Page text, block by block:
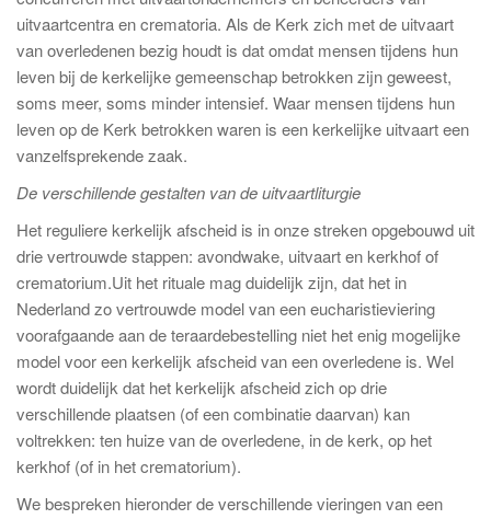
uitvaartcentra en crematoria. Als de Kerk zich met de uitvaart
van overledenen bezig houdt is dat omdat mensen tijdens hun
leven bij de kerkelijke gemeenschap betrokken zijn geweest,
soms meer, soms minder intensief. Waar mensen tijdens hun
leven op de Kerk betrokken waren is een kerkelijke uitvaart een
vanzelfsprekende zaak.
De verschillende gestalten van de uitvaartliturgie
Het reguliere kerkelijk afscheid is in onze streken opgebouwd uit
drie vertrouwde stappen: avondwake, uitvaart en kerkhof of
crematorium.Uit het rituale mag duidelijk zijn, dat het in
Nederland zo vertrouwde model van een eucharistieviering
voorafgaande aan de teraardebestelling niet het enig mogelijke
model voor een kerkelijk afscheid van een overledene is. Wel
wordt duidelijk dat het kerkelijk afscheid zich op drie
verschillende plaatsen (of een combinatie daarvan) kan
voltrekken: ten huize van de overledene, in de kerk, op het
kerkhof (of in het crematorium).
We bespreken hieronder de verschillende vieringen van een